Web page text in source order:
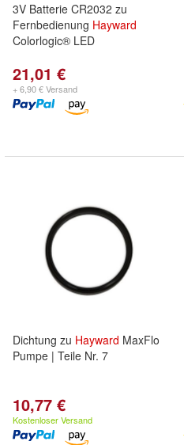
3V Batterie CR2032 zu
Fernbedienung Hayward
Colorlogic® LED
21,01 €
+ 6,90 € Versand
Dichtung zu Hayward MaxFlo
Pumpe | Teile Nr. 7
10,77 €
Kostenloser Versand